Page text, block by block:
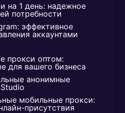
на 1 день: надежное
потребности
эффективное
аккаунтами
прокси оптом:
для вашего бизнеса
анонимные
мобильные прокси:
присутствия